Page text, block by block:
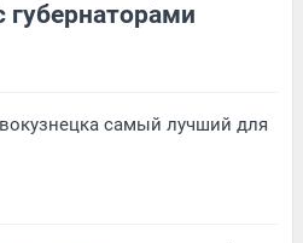
самый лучший для